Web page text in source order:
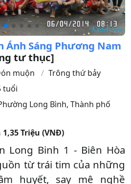
Ánh Sáng Phương Nam
tư thục]
muộn
Trông thứ bảy
tuổi
Long Bình, Thành phố
1,35 Triệu (VNĐ)
Long Binh 1 - Biên Hòa
từ trái tim của những
huyết, say mê nghề